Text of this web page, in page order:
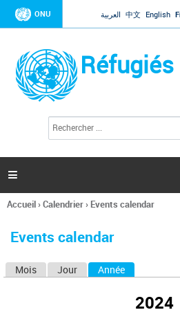
Jump to
ONU العربية 中文 English
l
c
h
e

Vous
ici
Accueil›Calendrier› Events calendar
Events calendar
Mois Jour Année
2024